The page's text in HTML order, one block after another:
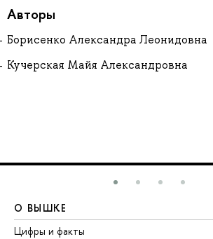
Авторы
Борисенко Александра Леонидовна
Кучерская Майя Александровна
О ВЫШКЕ
Цифры и факты